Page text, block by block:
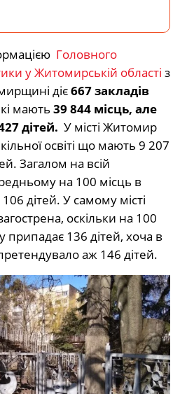
Головного
у Житомирській області з
діє667 закладів
мають 39 844 місць, але
дітей. У місті Житомир
освіті що мають 9 207
Загалом на всій
на 100 місць в
дітей. У самому місті
оскільки на 100
припадає 136 дітей, хоча в
аж 146 дітей.